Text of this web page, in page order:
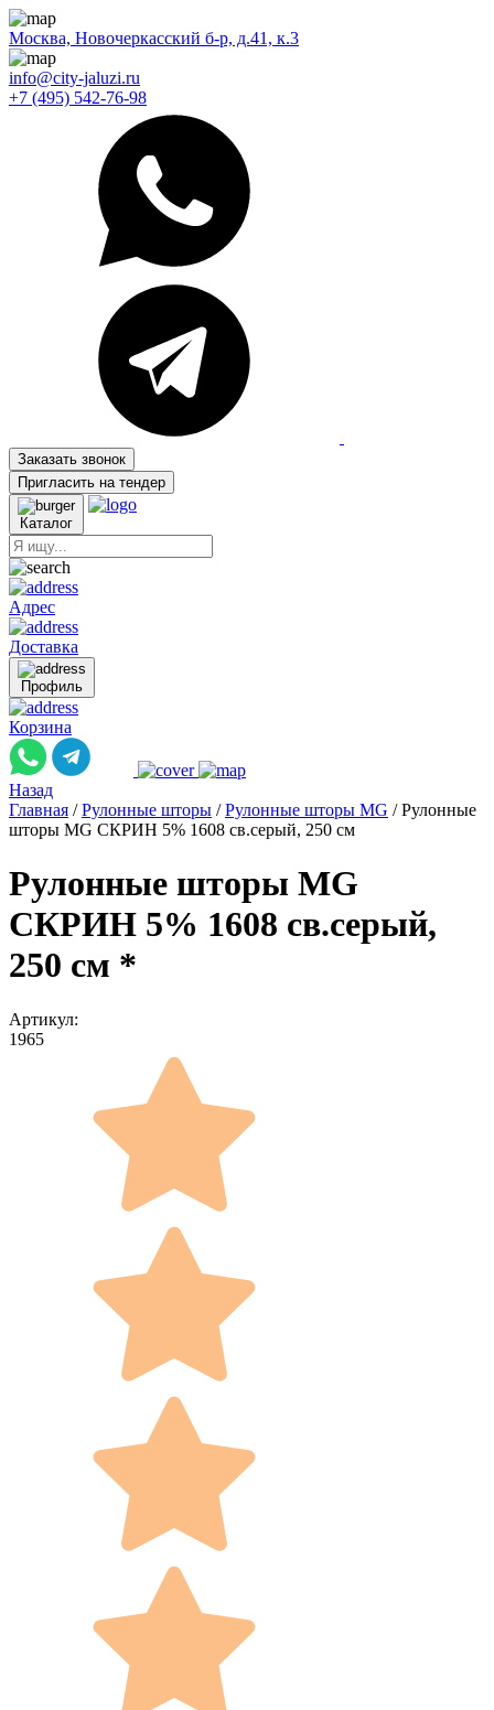
Москва, Новочеркасский б-р, д.41, к.3
info@city-jaluzi.ru
+7 (495) 542-76-98
Заказать звонок
Пригласить на тендер
Каталог
Адрес
Доставка
Профиль
Корзина
Назад
Главная / Рулонные шторы / Рулонные шторы MG / Рулонные
шторы MG СКРИН 5% 1608 св.серый, 250 см
Рулонные шторы MG
СКРИН 5% 1608 св.серый,
250 см *
Артикул:
1965